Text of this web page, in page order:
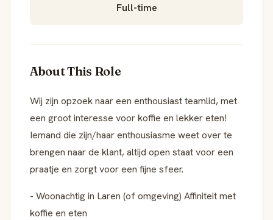
Full-time
About This Role
Wij zijn opzoek naar een enthousiast teamlid, met
een groot interesse voor koffie en lekker eten!
Iemand die zijn/haar enthousiasme weet over te
brengen naar de klant, altijd open staat voor een
praatje en zorgt voor een fijne sfeer.
- Woonachtig in Laren (of omgeving) Affiniteit met
koffie en eten